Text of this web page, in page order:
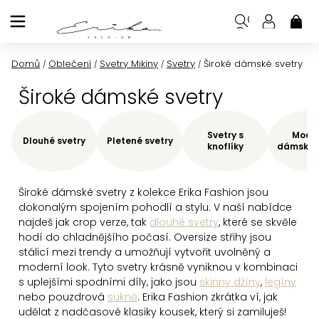
na
Domů / Oblečení / Svetry Mikiny / Svetry / Široké dámské svetry
Široké dámské svetry
Široké dámské svetry z kolekce Erika Fashion jsou
dokonalým spojením pohodlí a stylu. V naší nabídce
najdeš jak crop verze, tak dlouhé svetry, které se skvěle
hodí do chladnějšího počasí. Oversize střihy jsou
stálicí mezi trendy a umožňují vytvořit uvolněný a
moderní look. Tyto svetry krásně vyniknou v kombinaci
s uplejšími spodními díly, jako jsou skinny džíny, legíny
nebo pouzdrová sukně. Erika Fashion zkrátka ví, jak
udělat z nadčasové klasiky kousek, který si zamiluješ!
Dlouhé svetry Pletené svetry
Svetry s
knoflíky
dámské